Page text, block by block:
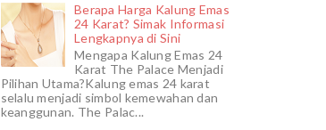
Berapa Harga Kalung Emas
24 Karat? Simak Informasi
Lengkapnya di Sini
Mengapa Kalung Emas 24
Karat The Palace Menjadi
Pilihan Utama?Kalung emas 24 karat
selalu menjadi simbol kemewahan dan
keanggunan. The Palac...